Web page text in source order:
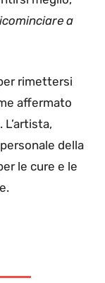
a
rimettersi
affermato
della
le cure e le